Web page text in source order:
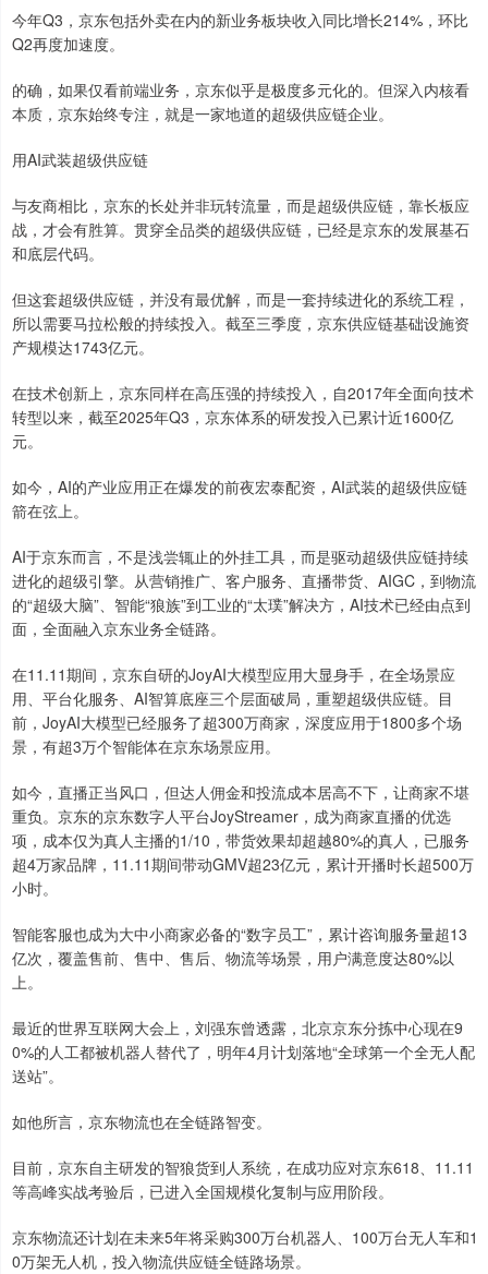
今年Q3，京东包括外卖在内的新业务板块收入同比增长214%，环比
Q2再度加速度。
的确，如果仅看前端业务，京东似乎是极度多元化的。但深入内核看
本质，京东始终专注，就是一家地道的超级供应链企业。
用AI武装超级供应链
与友商相比，京东的长处并非玩转流量，而是超级供应链，靠长板应
战，才会有胜算。贯穿全品类的超级供应链，已经是京东的发展基石
和底层代码。
但这套超级供应链，并没有最优解，而是一套持续进化的系统工程，
所以需要马拉松般的持续投入。截至三季度，京东供应链基础设施资
产规模达1743亿元。
在技术创新上，京东同样在高压强的持续投入，自2017年全面向技术
转型以来，截至2025年Q3，京东体系的研发投入已累计近1600亿
元。
如今，AI的产业应用正在爆发的前夜宏泰配资，AI武装的超级供应链
箭在弦上。
AI于京东而言，不是浅尝辄止的外挂工具，而是驱动超级供应链持续
进化的超级引擎。从营销推广、客户服务、直播带货、AIGC，到物流
的“超级大脑”、智能“狼族”到工业的“太璞”解决方，AI技术已经由点到
面，全面融入京东业务全链路。
在11.11期间，京东自研的JoyAI大模型应用大显身手，在全场景应
用、平台化服务、AI智算底座三个层面破局，重塑超级供应链。目
前，JoyAI大模型已经服务了超300万商家，深度应用于1800多个场
景，有超3万个智能体在京东场景应用。
如今，直播正当风口，但达人佣金和投流成本居高不下，让商家不堪
重负。京东的京东数字人平台JoyStreamer，成为商家直播的优选
项，成本仅为真人主播的1/10，带货效果却超越80%的真人，已服务
超4万家品牌，11.11期间带动GMV超23亿元，累计开播时长超500万
小时。
智能客服也成为大中小商家必备的“数字员工”，累计咨询服务量超13
亿次，覆盖售前、售中、售后、物流等场景，用户满意度达80%以
上。
最近的世界互联网大会上，刘强东曾透露，北京京东分拣中心现在9
0%的人工都被机器人替代了，明年4月计划落地“全球第一个全无人配
送站”。
如他所言，京东物流也在全链路智变。
目前，京东自主研发的智狼货到人系统，在成功应对京东618、11.11
等高峰实战考验后，已进入全国规模化复制与应用阶段。
京东物流还计划在未来5年将采购300万台机器人、100万台无人车和1
0万架无人机，投入物流供应链全链路场景。